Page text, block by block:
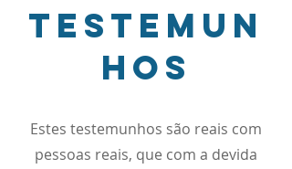
TESTEMUN
HOS
Estes testemunhos são reais com
pessoas reais, que com a devida